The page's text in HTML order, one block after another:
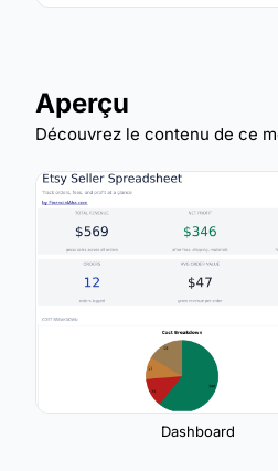
Aperçu
Découvrez le contenu de ce
Dashboard